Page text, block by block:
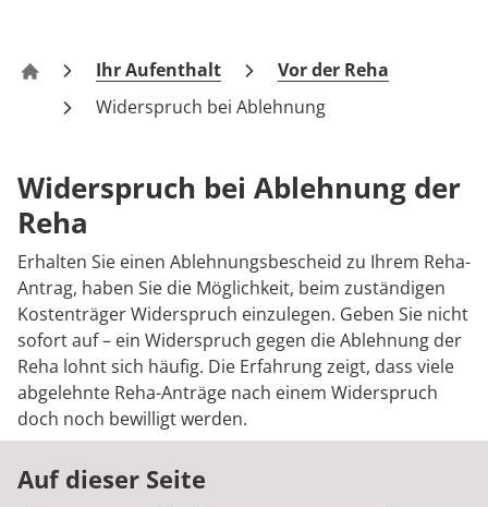
Kontakt
Zuzahlung & Befreiung
Checkliste zum Start
Gastroenterologie
Stoffwechselerkrankungen
Geriatrie
Gynäkologie
HTS & Cochlea
Long Covid
Onkologie
Pneumologie
Rheumatologie
Nachsorge
Qualität & Expertise
Publikationsdatenbank
Zuzahlung & Befreiung
Reha FAQ
Reha Checkliste
Zuweiser
Über MEDIAN
Presse
Klinik Kühlungsborn
Ihr Aufenthalt
Vor der Reha
Widerspruch bei Ablehnung
Widerspruch bei Ablehnung der
Reha
Erhalten Sie einen Ablehnungsbescheid zu Ihrem Reha-
Antrag, haben Sie die Möglichkeit, beim zuständigen
Kostenträger Widerspruch einzulegen. Geben Sie nicht
sofort auf – ein Widerspruch gegen die Ablehnung der
Reha lohnt sich häufig. Die Erfahrung zeigt, dass viele
abgelehnte Reha-Anträge nach einem Widerspruch
doch noch bewilligt werden.
Auf dieser Seite